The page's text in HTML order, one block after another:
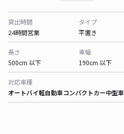
貸出時間
24時間営業
タイプ
平置き
長さ
500cm 以下
車幅
190cm 以下
対応車種
オートバイ軽自動車コンパクトカー中型車